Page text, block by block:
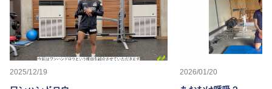
2025/12/19 2026/01/20